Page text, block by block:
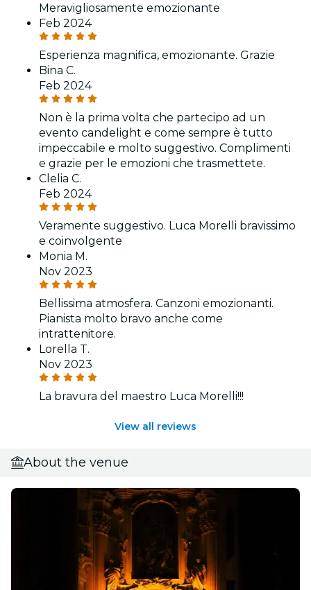
Meravigliosamente emozionante
Feb 2024
Esperienza magnifica, emozionante. Grazie
Bina C.
Feb 2024
Non è la prima volta che partecipo ad un
evento candelight e come sempre è tutto
impeccabile e molto suggestivo. Complimenti
e grazie per le emozioni che trasmettete.
Clelia C.
Feb 2024
Veramente suggestivo. Luca Morelli bravissimo
e coinvolgente
Monia M.
Nov 2023
Bellissima atmosfera. Canzoni emozionanti.
Pianista molto bravo anche come
intrattenitore.
Lorella T.
Nov 2023
La bravura del maestro Luca Morelli!!!
View all reviews
About the venue